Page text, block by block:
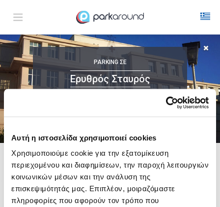
Αυτή η ιστοσελίδα χρησιμοποιεί cookies
Χρησιμοποιούμε cookie για την εξατομίκευση
περιεχομένου και διαφημίσεων, την παροχή λειτουργιών
κοινωνικών μέσων και την ανάλυση της
επισκεψιμότητάς μας. Επιπλέον, μοιραζόμαστε
πληροφορίες που αφορούν τον τρόπο που
PARKING ΣΕ
Ερυθρός Σταυρός
Δες τώρα τα parking στο χάρτη και σύγκρινετιμή
καιαπόσταση
Ερυθρός Σταυρός
ΑΦΙΞΗ Πεμ 06 Αυγ 16:00 ΔΙΑΡΚΕΙΑ 1